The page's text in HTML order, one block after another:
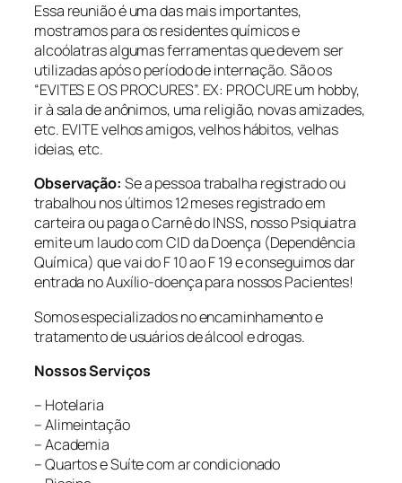
Essa reunião é uma das mais importantes,
mostramos para os residentes químicos e
alcoólatras algumas ferramentas que devem ser
utilizadas após o período de internação. São os
“EVITES E OS PROCURES”. EX: PROCURE um hobby,
ir à sala de anônimos, uma religião, novas amizades,
etc. EVITE velhos amigos, velhos hábitos, velhas
ideias, etc.
Observação: Se a pessoa trabalha registrado ou
trabalhou nos últimos 12 meses registrado em
carteira ou paga o Carnê do INSS, nosso Psiquiatra
emite um laudo com CID da Doença (Dependência
Química) que vai do F 10 ao F 19 e conseguimos dar
entrada no Auxílio-doença para nossos Pacientes!
Somos especializados no encaminhamento e
tratamento de usuários de álcool e drogas.
Nossos Serviços
– Hotelaria
– Alimeintação
– Academia
– Quartos e Suíte com ar condicionado